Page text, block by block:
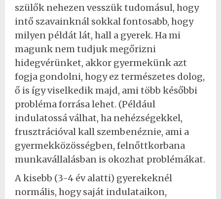
szülők nehezen vesszük tudomásul, hogy
intő szavainknál sokkal fontosabb, hogy
milyen példát lát, hall a gyerek. Ha mi
magunk nem tudjuk megőrizni
hidegvérünket, akkor gyermekünk azt
fogja gondolni, hogy ez természetes dolog,
ő is így viselkedik majd, ami több későbbi
probléma forrása lehet. (Például
indulatossá válhat, ha nehézségekkel,
frusztrációval kall szembenéznie, ami a
gyermekközösségben, felnőttkorbana
munkavállalásban is okozhat problémákat.
A kisebb (3-4 év alatti) gyerekeknél
normális, hogy saját indulataikon,